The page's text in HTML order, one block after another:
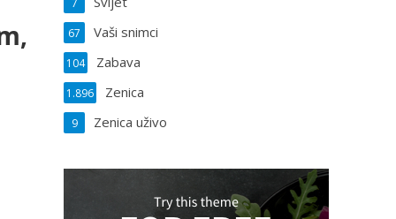
7
Vaši snimci
67
Zabava
104
Zenica
1.896
Zenica uživo
9